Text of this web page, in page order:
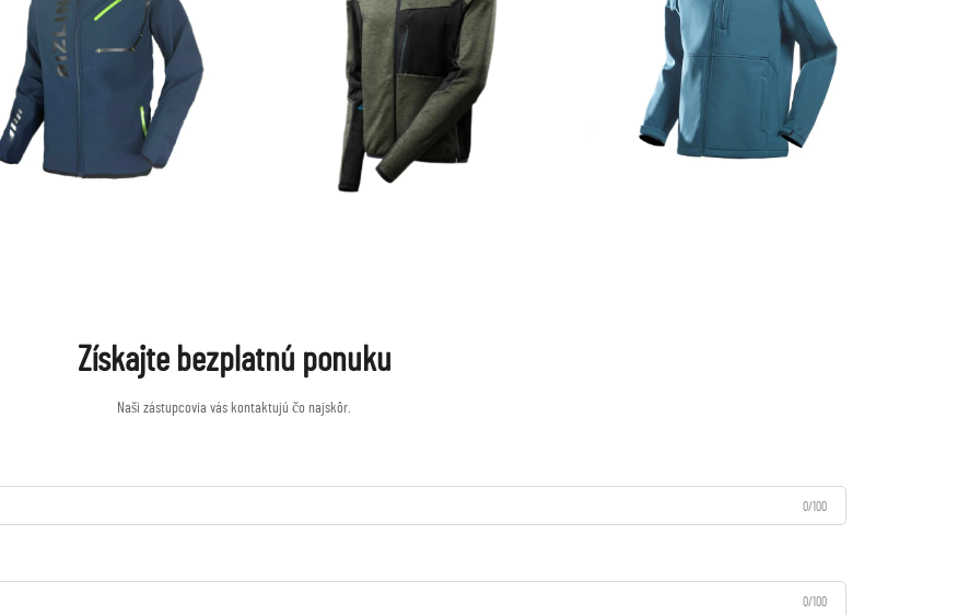
Získajte bezplatnú ponuku
Naši zástupcovia vás kontaktujú čo najskôr.
0/100
0/100